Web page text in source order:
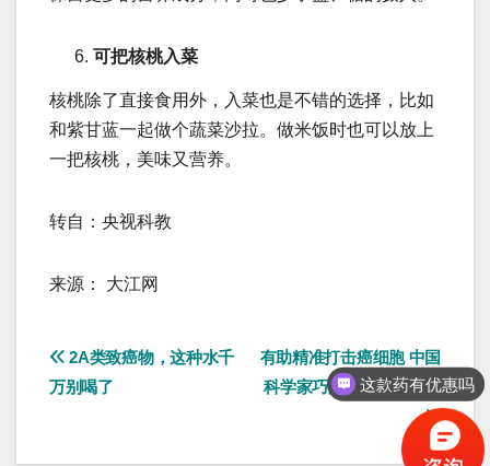
可把核桃入菜
核桃除了直接食用外，入菜也是不错的选择，比如
和紫甘蓝一起做个蔬菜沙拉。做米饭时也可以放上
一把核桃，美味又营养。
转自：央视科教
来源： 大江网
文
章
导
有助精准打击癌细胞 中国
科学家巧用邻近标记技术
2A类致癌物，这种水千
万别喝了
这款药有优惠吗